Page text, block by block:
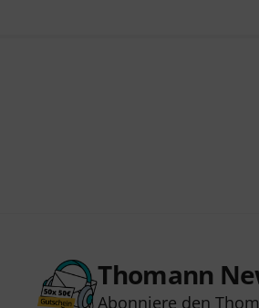
Thomann
Abonniere den